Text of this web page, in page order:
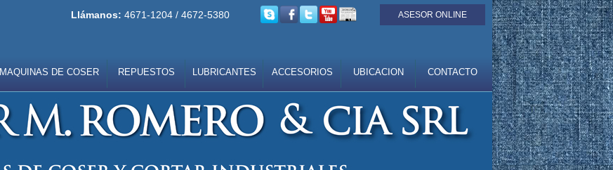
Llámanos: 4671-1204 / 4672-5380 ASESOR ONLINE
MAQUINAS DE COSER REPUESTOS LUBRICANTES ACCESORIOS UBICACION CONTACTO